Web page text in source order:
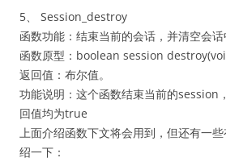
5、 Session_destroy
函数功能：结束当前的会话，并清空会话
函数原型：boolean session
返回值：布尔值。
功能说明：这个函数结束当前的session
回值均为true
上面介绍函数下文将会用到，但还有一
绍一下：